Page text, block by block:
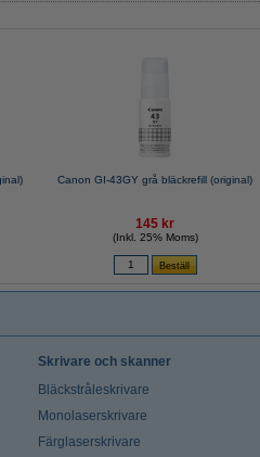
Canon GI-43GY grå bläckrefill (original)
145 kr
(Inkl. 25% Moms)
Skrivare och skanner
Bläckstråleskrivare
Monolaserskrivare
Färglaserskrivare